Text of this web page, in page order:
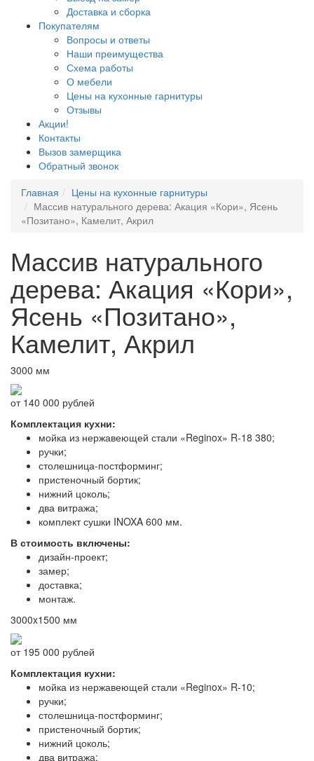
Доставка и сборка
Покупателям
Вопросы и ответы
Наши преимущества
Схема работы
О мебели
Цены на кухонные гарнитуры
Отзывы
Акции!
Контакты
Вызов замерщика
Обратный звонок
Главная
Цены на кухонные гарнитуры
Массив натурального дерева: Акация «Кори», Ясень
«Позитано», Камелит, Акрил
Массив натурального
дерева: Акация «Кори»,
Ясень «Позитано»,
Камелит, Акрил
3000 мм
от 140 000 рублей
Комплектация кухни:
мойка из нержавеющей стали «Reginox» R-18 380;
ручки;
столешница-постформинг;
пристеночный бортик;
нижний цоколь;
два витража;
комплект сушки INOXA 600 мм.
В стоимость включены:
дизайн-проект;
замер;
доставка;
монтаж.
3000x1500 мм
от 195 000 рублей
Комплектация кухни:
мойка из нержавеющей стали «Reginox» R-10;
ручки;
столешница-постформинг;
пристеночный бортик;
нижний цоколь;
два витража;